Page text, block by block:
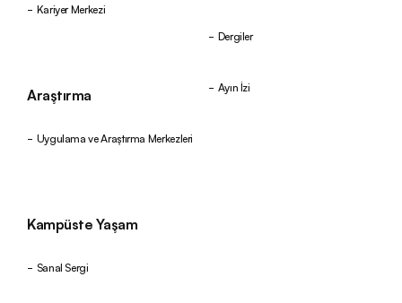
Kariyer Merkezi
Araştırma
Uygulama ve Araştırma Merkezleri
Dergiler
Ayın İzi
Kampüste Yaşam
Sanal Sergi